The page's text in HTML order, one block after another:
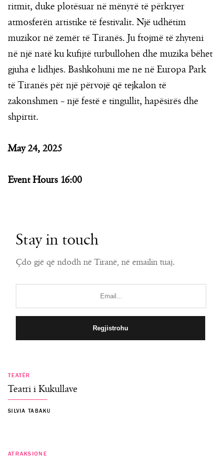
ritmit, duke plotësuar në mënyrë të përkryer
atmosferën artistike të festivalit. Një udhëtim
muzikor në zemër të Tiranës. Ju ftojmë të zhyteni
në një natë ku kufijtë turbullohen dhe muzika bëhet
gjuha e lidhjes. Bashkohuni me ne në Europa Park
të Tiranës për një përvojë që tejkalon të
zakonshmen – një festë e tingullit, hapësirës dhe
shpirtit.
May 24, 2025
Event Hours 16:00
Stay in touch
Çdo gjë që ndodh në Tiranë, në emailin tuaj.
TEATËR
Teatri i Kukullave
SILVIA TABAKU
ATRAKSIONE